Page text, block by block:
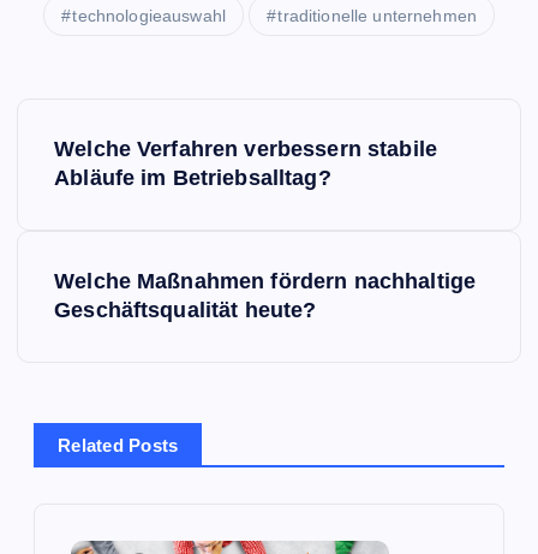
technologieauswahl traditionelle unternehmen
a
v
Welche Verfahren verbessern stabile
Abläufe im Betriebsalltag?
Welche Maßnahmen fördern nachhaltige
Geschäftsqualität heute?
Related Posts